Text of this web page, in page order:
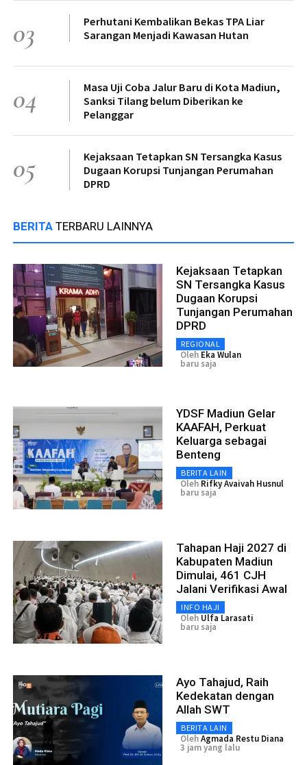
03
Perhutani Kembalikan Bekas TPA Liar
Sarangan Menjadi Kawasan Hutan
04
Masa Uji Coba Jalur Baru di Kota Madiun,
Sanksi Tilang belum Diberikan ke
Pelanggar
05
Kejaksaan Tetapkan SN Tersangka Kasus
Dugaan Korupsi Tunjangan Perumahan
DPRD
BERITA TERBARU LAINNYA
Kejaksaan Tetapkan
SN Tersangka Kasus
Dugaan Korupsi
Tunjangan Perumahan
DPRD
REGIONAL
Oleh Eka Wulan
baru saja
YDSF Madiun Gelar
KAAFAH, Perkuat
Keluarga sebagai
Benteng
BERITA LAIN
Oleh Rifky Avaivah Husnul
baru saja
Tahapan Haji 2027 di
Kabupaten Madiun
Dimulai, 461 CJH
Jalani Verifikasi Awal
INFO HAJI
Oleh Ulfa Larasati
baru saja
Ayo Tahajud, Raih
Kedekatan dengan
Allah SWT
BERITA LAIN
OlehAgmada Restu Diana
3 jam yang lalu